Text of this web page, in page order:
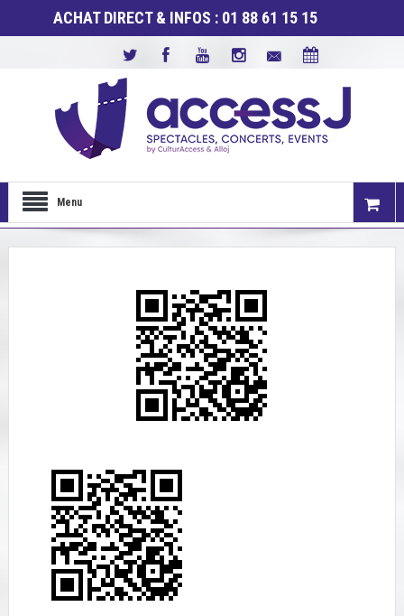
ACHAT DIRECT & INFOS : 01 88 61 15 15
Menu